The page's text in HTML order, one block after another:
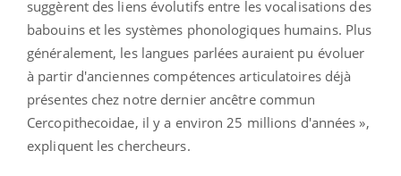
suggèrent des liens évolutifs entre les vocalisations des
babouins et les systèmes phonologiques humains. Plus
généralement, les langues parlées auraient pu évoluer
à partir d'anciennes compétences articulatoires déjà
présentes chez notre dernier ancêtre commun
Cercopithecoidae, il y a environ 25 millions d'années »,
expliquent les chercheurs.